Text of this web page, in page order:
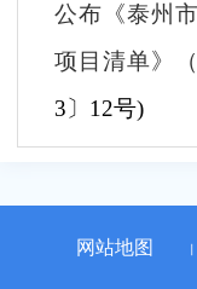
公布《泰州
项目清单》
3〕12号)
网站地图